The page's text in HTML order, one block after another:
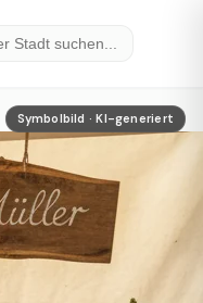
Symbolbild · KI-generiert